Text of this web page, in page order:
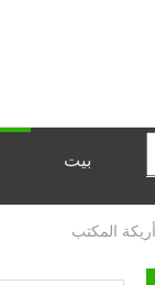
بيت
أريكة المكتب